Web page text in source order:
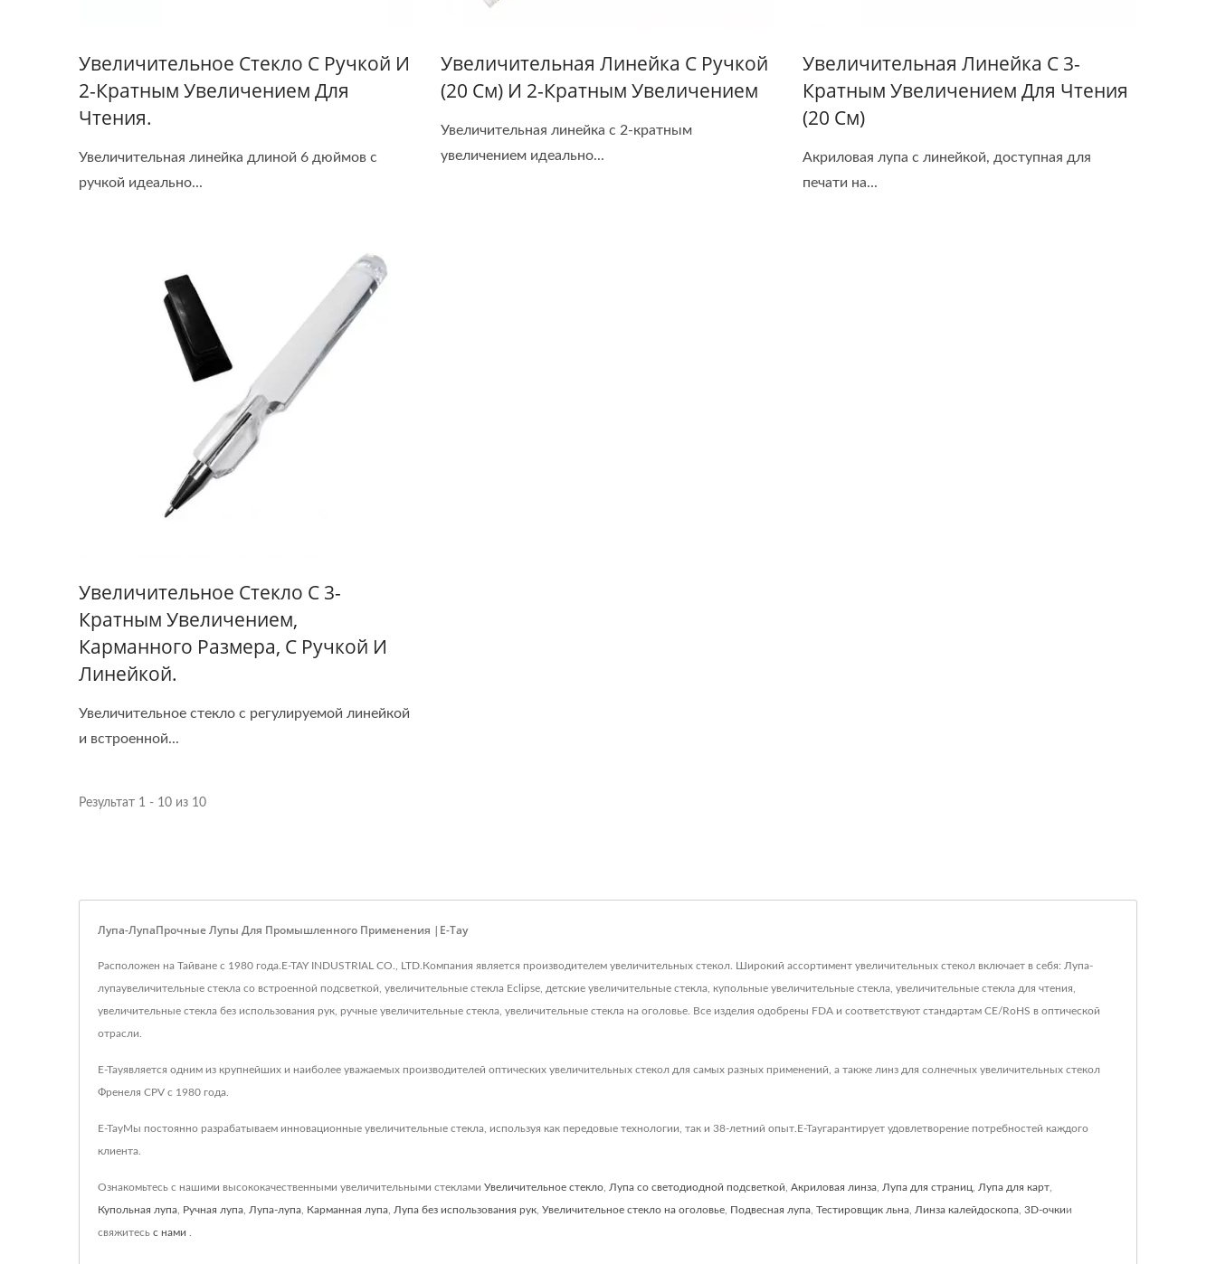
Увеличительное Стекло С Ручкой И
2-Кратным Увеличением Для
Чтения.
Увеличительная линейка длиной 6 дюймов с
ручкой идеально...
Увеличительная Линейка С Ручкой
(20 См) И 2-Кратным Увеличением
Увеличительная линейка с 2-кратным
увеличением идеально...
Увеличительная Линейка С 3-
Кратным Увеличением Для Чтения
(20 См)
Акриловая лупа с линейкой, доступная для
печати на...
Увеличительное Стекло С 3-
Кратным Увеличением,
Карманного Размера, С Ручкой И
Линейкой.
Увеличительное стекло с регулируемой линейкой
и встроенной...
Результат 1 - 10 из 10
Лупа-ЛупаПрочные Лупы Для Промышленного Применения |E-Tay
Расположен на Тайване с 1980 года.E-TAY INDUSTRIAL CO., LTD.Компания является производителем увеличительных стекол. Широкий ассортимент увеличительных стекол включает в себя: Лупа-
лупаувеличительные стекла со встроенной подсветкой, увеличительные стекла Eclipse, детские увеличительные стекла, купольные увеличительные стекла, увеличительные стекла для чтения,
увеличительные стекла без использования рук, ручные увеличительные стекла, увеличительные стекла на оголовье. Все изделия одобрены FDA и соответствуют стандартам CE/RoHS в оптической
отрасли.
E-Tayявляется одним из крупнейших и наиболее уважаемых производителей оптических увеличительных стекол для самых разных применений, а также линз для солнечных увеличительных стекол
Френеля CPV с 1980 года.
E-TayМы постоянно разрабатываем инновационные увеличительные стекла, используя как передовые технологии, так и 38-летний опыт.E-Tayгарантирует удовлетворение потребностей каждого
клиента.
Ознакомьтесь с нашими высококачественными увеличительными стеклами Увеличительное стекло Лупа со светодиодной подсветкой Акриловая линза Лупа для страниц Лупа для карт
Купольная лупа Ручная лупа Лупа-лупа Карманная лупа Лупа без использования рук Увеличительное стекло на оголовье Подвесная лупа Тестировщик льна Линза калейдоскопа 3D-очкии
свяжитесь с нами